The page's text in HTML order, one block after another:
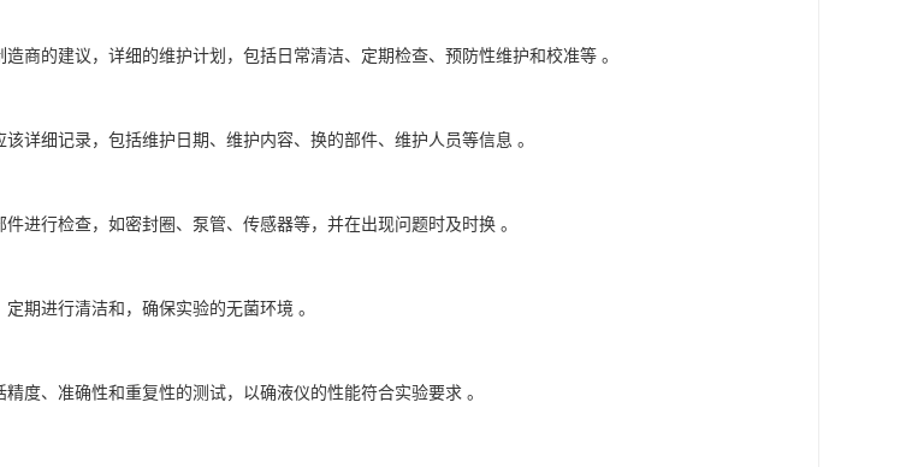
商的建议，详细的维护计划，包括日常清洁、定期检查、预防性维护和校准等 。
详细记录，包括维护日期、维护内容、换的部件、维护人员等信息 。
进行检查，如密封圈、泵管、传感器等，并在出现问题时及时换 。
期进行清洁和，确保实验的无菌环境 。
度、准确性和重复性的测试，以确液仪的性能符合实验要求 。